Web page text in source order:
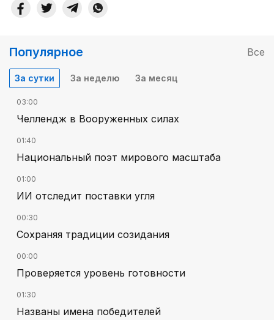
Популярное Все
За сутки За неделю За месяц
03:00
Челлендж в Вооруженных силах
01:40
Национальный поэт мирового масштаба
01:00
ИИ отследит поставки угля
00:30
Сохраняя традиции созидания
00:00
Проверяется уровень готовности
01:30
Названы имена победителей